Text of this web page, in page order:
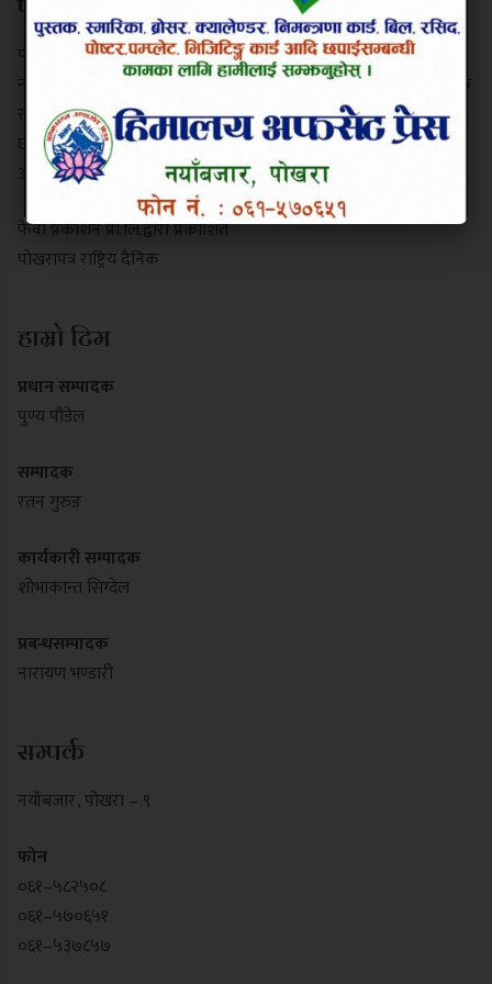
पोखरापत्र राष्ट्रिय दैनिक गण्डकी प्रदेशको एक प्रमुख समाचार माध्यम हो।
नयाँबजार, पोखरा-९ बाट प्रकाशित यो पत्रिकाले स्थानीय गतिविधि, प्रादेशिक
राजनीति, पर्यटन र राष्ट्रिय समाचार निष्पक्ष रूपमा सम्प्रेषण गर्दछ। यसले
छापा र डिजिटल पोर्टल दुवै माध्यमबाट आम नागरिकलाई सुसूचित गर्दै
आइरहेको छ।
फेवा प्रकाशन प्रा.लि.द्वारा प्रकाशित
पोखरापत्र राष्ट्रिय दैनिक
हाम्रो टिम
प्रधान सम्पादक
पुण्य पौडेल
सम्पादक
रतन गुरुङ
कार्यकारी सम्पादक
शोभाकान्त सिग्देल
प्रबन्धसम्पादक
नारायण भण्डारी
सम्पर्क
नयाँबजार , पोखरा – ९
फोन
०६१–५८२५०८
०६१–५७०६५१
०६१–५३७८५७